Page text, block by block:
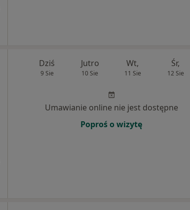
Dziś
9 Sie
Jutro
10 Sie
Wt,
11 Sie
Śr,
12 Sie
Umawianie online nie jest dostępne
Poproś o wizytę